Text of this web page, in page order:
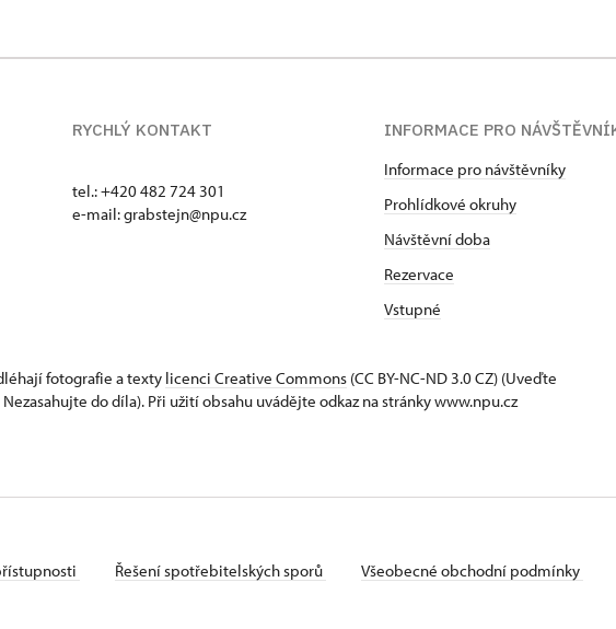
RYCHLÝ KONTAKT
tel.: +420 482 724 301
e-mail: grabstejn@npu.cz
INFORMACE PRO
Informace pro návštěvníky
Prohlídkové okruhy
Návštěvní doba
Rezervace
Vstupné
fotografie a texty licenci Creative Commons (CC BY-NC-ND 3.0 CZ) (Uveďte
do díla). Při užití obsahu uvádějte odkaz na stránky www.npu.cz
Řešení spotřebitelských sporů
Všeobecné obchodní podmínky